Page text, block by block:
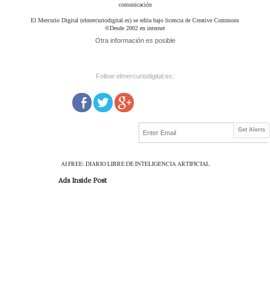
comunicación
El Mercurio Digital (elmercuriodigital.es) se edita bajo licencia de Creative Commons
©Desde 2002 en internet
Otra información es posible
Follow elmercuriodigital.es:
Get Alerts
AI FREE: DIARIO LIBRE DE INTELIGENCIA ARTIFICIAL
Ads Inside Post